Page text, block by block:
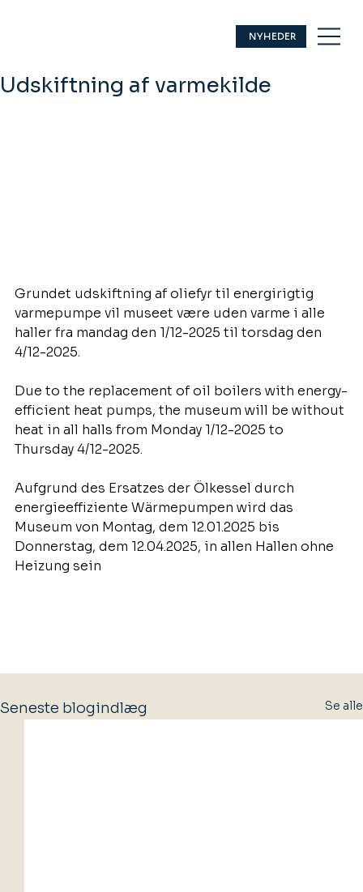
NYHEDER
Udskiftning af varmekilde
Grundet udskiftning af oliefyr til energirigtig
varmepumpe vil museet være uden varme i alle
haller fra mandag den 1/12-2025 til torsdag den
4/12-2025.
Due to the replacement of oil boilers with energy-
efficient heat pumps, the museum will be without
heat in all halls from Monday 1/12-2025 to
Thursday 4/12-2025.
Aufgrund des Ersatzes der Ölkessel durch
energieeffiziente Wärmepumpen wird das
Museum von Montag, dem 12.01.2025 bis
Donnerstag, dem 12.04.2025, in allen Hallen ohne
Heizung sein
Seneste blogindlæg Se alle